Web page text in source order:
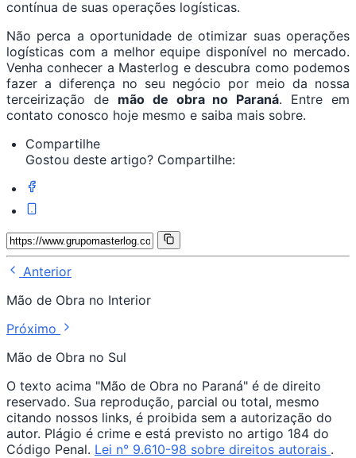
contínua de suas operações logísticas.
Não perca a oportunidade de otimizar suas operações
logísticas com a melhor equipe disponível no mercado.
Venha conhecer a Masterlog e descubra como podemos
fazer a diferença no seu negócio por meio da nossa
terceirização de mão de obra no Paraná. Entre em
contato conosco hoje mesmo e saiba mais sobre.
Compartilhe
Gostou deste artigo? Compartilhe:
Anterior
Mão de Obra no Interior
Próximo
Mão de Obra no Sul
O texto acima "Mão de Obra no Paraná" é de direito
reservado. Sua reprodução, parcial ou total, mesmo
citando nossos links, é proibida sem a autorização do
autor. Plágio é crime e está previsto no artigo 184 do
Código Penal. Lei n° 9.610-98 sobre direitos autorais .